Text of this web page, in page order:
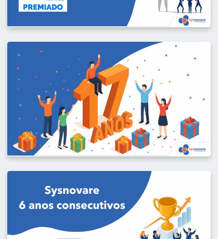
Sysnovare reconhecida nos People
Engagement Awards 2026
Sysnovare reconhecida nos People Engagement Awards 2026
A inovação começa nas pessoas e este reconhecimento
reforça exatamente isso. É com enorme orgulho que
partilhamos que a Sysnovare foi distinguida nos People
Engagement Awards.
17º Aniversário da Sysnovare
Hoje é um dia de celebração na Sysnovare. Há 17 anos,
iniciámos um caminho com um objetivo claro: transformar